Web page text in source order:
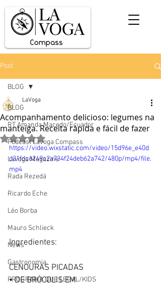
Post
BLOG
RT Amanda Macedo/Ecuador
Podcast Lavoga Compass
Lavoga Magazine
Rada Rezedá
Ricardo Eche
Léo Borba
Mauro Schlieck
News
Gastronomia
PROGRAMA QUE LEGAL/KIDS
BLOG
Acompanhamento delicioso: legumes na
manteiga. Receita rápida e fácil de fazer
LaVoga
Avaliado com NaN de 5 estrelas.
https://video.wixstatic.com/video/15d96e_e40d
d31fdc6249c2a734f24deb62a742/480p/mp4/file.
mp4
Ingredientes:
CENOURAS PICADAS
• DE BRÓCOLIS EM